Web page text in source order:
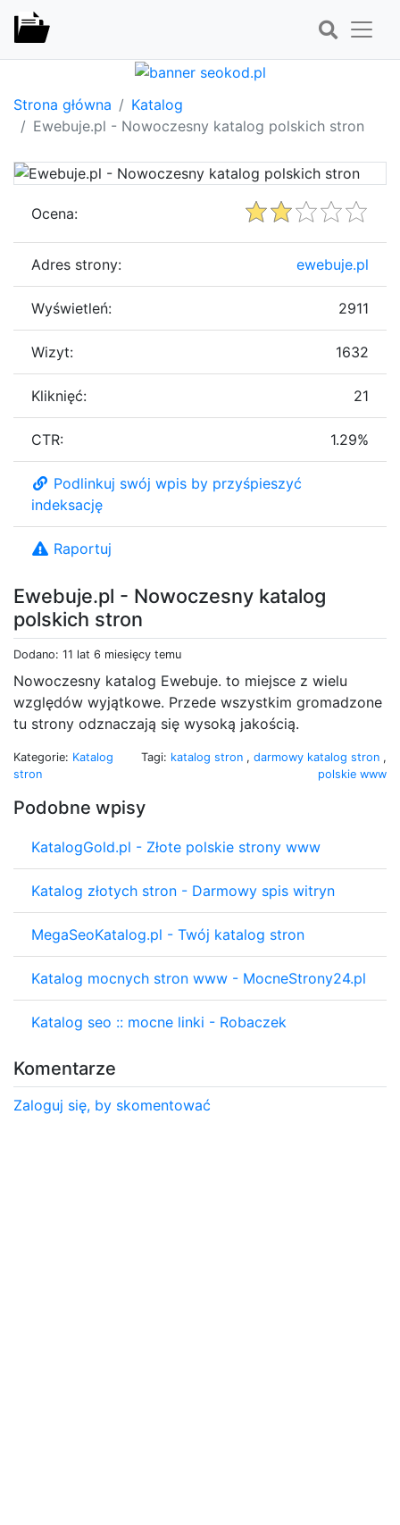
Strona główna
Katalog
Ewebuje.pl - Nowoczesny katalog polskich stron
Ewebuje.pl - Nowoczesny katalog
polskich stron
Dodano: 11 lat 6 miesięcy temu
Nowoczesny katalog Ewebuje. to miejsce z wielu
względów wyjątkowe. Przede wszystkim gromadzone
tu strony odznaczają się wysoką jakością.
Kategorie: Katalog
stron
Tagi: katalog stron , darmowy katalog stron ,
polskie www
Podobne wpisy
KatalogGold.pl - Złote polskie strony www
Katalog złotych stron - Darmowy spis witryn
MegaSeoKatalog.pl - Twój katalog stron
Katalog mocnych stron www - MocneStrony24.pl
Katalog seo :: mocne linki - Robaczek
Komentarze
Zaloguj się, by skomentować
Ocena:
Adres strony: ewebuje.pl
Wyświetleń: 2911
Wizyt: 1632
Kliknięć: 21
CTR: 1.29%
Podlinkuj swój wpis by przyśpieszyć
indeksację
Raportuj